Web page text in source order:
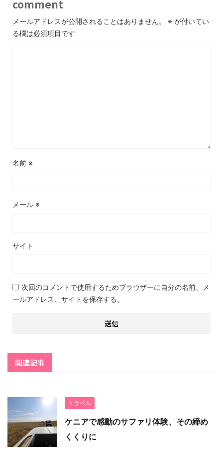
comment
メールアドレスが公開されることはありません。 ※ が付いてい
る欄は必須項目です
名前 ※
メール ※
サイト
次回のコメントで使用するためブラウザーに自分の名前、メ
ールアドレス、サイトを保存する。
関連記事
トラベル
ケニアで感動のサファリ体験、その締め
くくりに